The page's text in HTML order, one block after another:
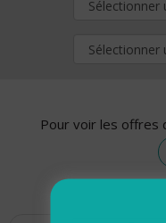
Pour voir les offres